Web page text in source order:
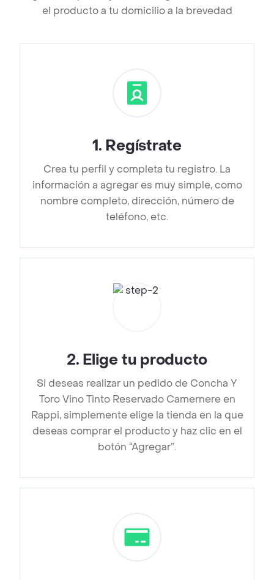
el producto a tu domicilio a la brevedad
1. Regístrate
Crea tu perfil y completa tu registro. La
información a agregar es muy simple, como
nombre completo, dirección, número de
teléfono, etc.
2. Elige tu producto
Si deseas realizar un pedido de Concha Y
Toro Vino Tinto Reservado Camernere en
Rappi, simplemente elige la tienda en la que
deseas comprar el producto y haz clic en el
botón “Agregar”.